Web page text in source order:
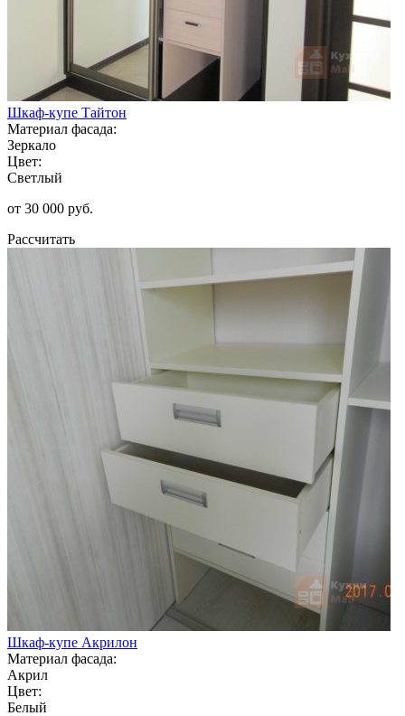
Шкаф-купе Тайтон
Материал фасада:
Зеркало
Цвет:
Светлый
от 30 000 руб.
Рассчитать
Шкаф-купе Акрилон
Материал фасада:
Акрил
Цвет:
Белый